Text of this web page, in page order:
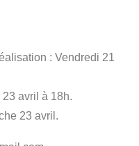
: Vendredi 21
avril à 18h.
23 avril.